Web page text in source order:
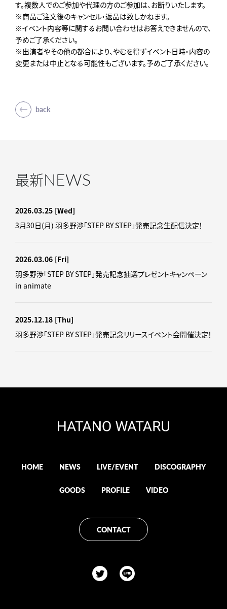
す。複数人でのご参加や代理の方のご参加は、お断りいたします。
※商品ご注文後のキャンセル・返品は致しかねます。
※イベント内容等に関するお問い合わせはお答えできませんので、
予めご了承ください。
※出演者やその他の都合により、やむを得ずイベント日時・内容の
変更または中止となる可能性もございます。予めご了承ください。
back
最新NEWS
2026.03.25 [Wed]
3月30日(月) 羽多野渉「STEP BY STEP」発売記念生配信決定！
2026.03.06 [Fri]
羽多野渉「STEP BY STEP」発売記念抽選プレゼントキャンペーン
in animate
2025.12.18 [Thu]
羽多野渉「STEP BY STEP」発売記念リリースイベント会開催決定！
HOME NEWS LIVE/EVENT DISCOGRAPHY
GOODS PROFILE VIDEO
CONTACT